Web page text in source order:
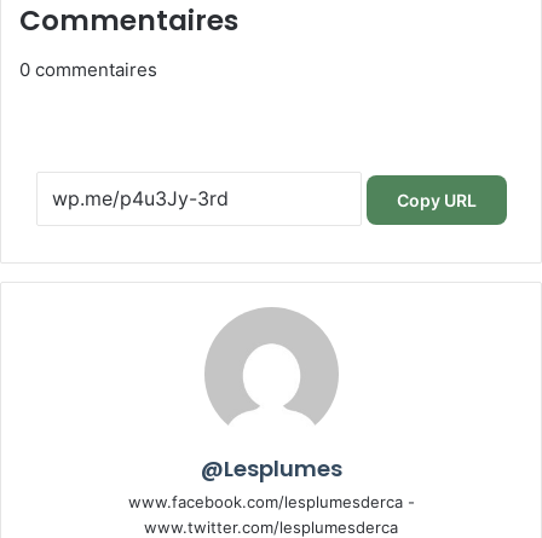
Commentaires
0 commentaires
Copy URL
@Lesplumes
www.facebook.com/lesplumesderca -
www.twitter.com/lesplumesderca